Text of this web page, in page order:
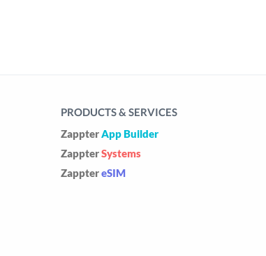
PRODUCTS & SERVICES
ZappterApp Builder
ZappterSystems
ZapptereSIM